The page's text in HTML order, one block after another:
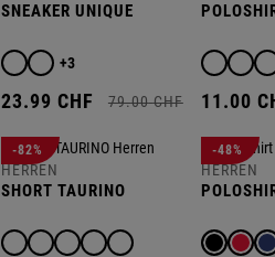
SNEAKER UNIQUE
+3
23.99 CHF 79.00 CHF 11.00
HERREN
SHORT TAURINO
-82%
HERREN
-48%